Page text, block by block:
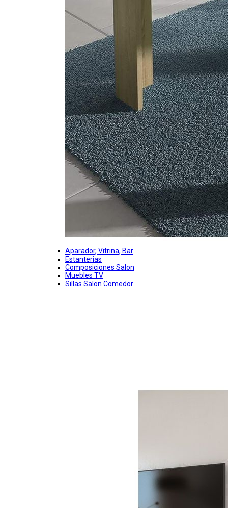
Aparador, Vitrina, Bar
Estanterias
Composiciones Salon
Muebles TV
Sillas Salon Comedor